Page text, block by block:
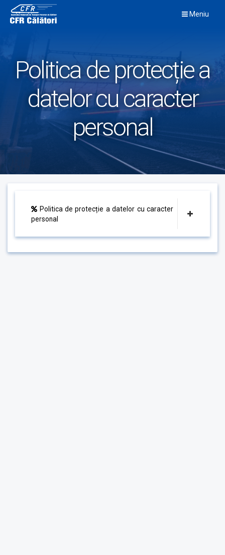
content
Meniu
Politica de protecție a
datelor cu caracter
personal
Politica de protecție a datelor cu caracter
personal